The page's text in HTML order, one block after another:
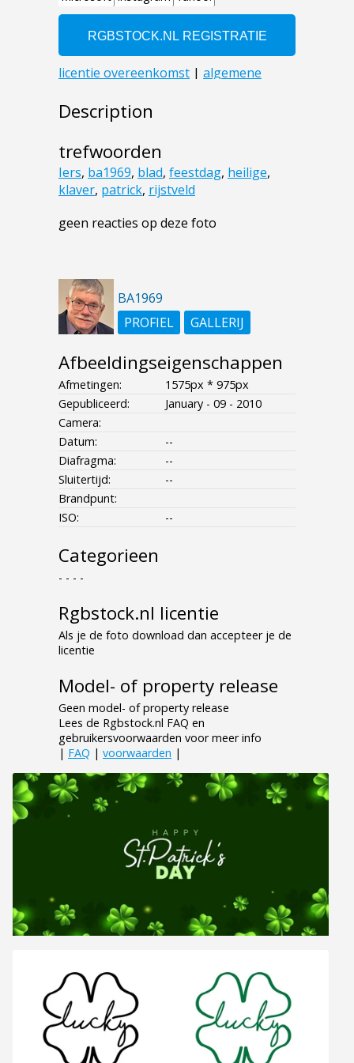
Description
trefwoorden
Iers, ba1969, blad, feestdag, heilige,
klaver, patrick, rijstveld
geen reacties op deze foto
BA1969
PROFIEL
GALLERIJ
Afbeeldingseigenschappen
Afmetingen:
1575px * 975px
Gepubliceerd:
January - 09 - 2010
Camera:
Datum:
--
Diafragma:
--
Sluitertijd:
--
Brandpunt:
ISO:
--
Categorieen
- - - -
Rgbstock.nl licentie
Als je de foto download dan accepteer je de
licentie
Model- of property release
Geen model- of property release
Lees de Rgbstock.nl FAQ en
gebruikersvoorwaarden voor meer info
| FAQ | voorwaarden |